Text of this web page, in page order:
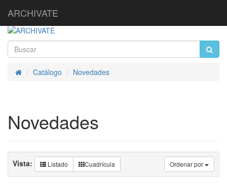
ARCHIVATE
InicioCatálogo Novedades
Novedades
Ordenar por
Vista: Listado Cuadrícula